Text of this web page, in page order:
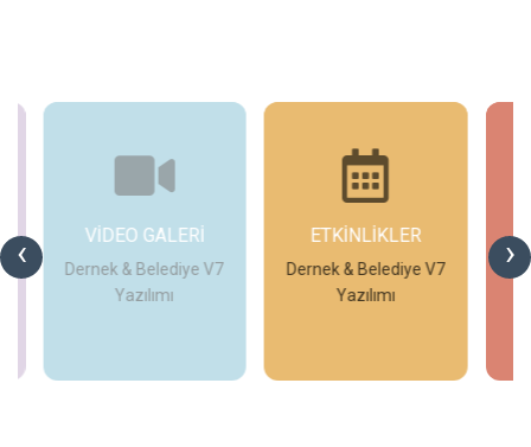
‹ ›
ETKİNLİKLER
Dernek & Belediye V7
Yazılımı
GÜNCEL
DUYURULAR
Temek Meslek